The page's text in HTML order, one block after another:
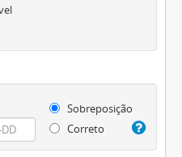
Sobreposição
Correto